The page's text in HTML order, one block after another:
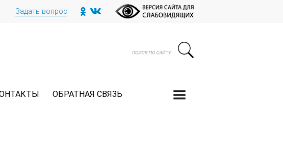
Задать вопрос
ОБРАТНАЯ СВЯЗЬ